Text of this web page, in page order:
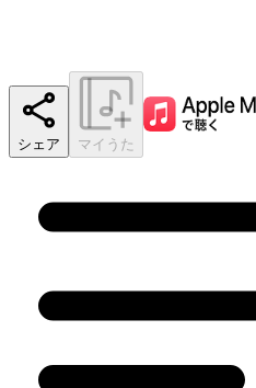
シェア マイうた